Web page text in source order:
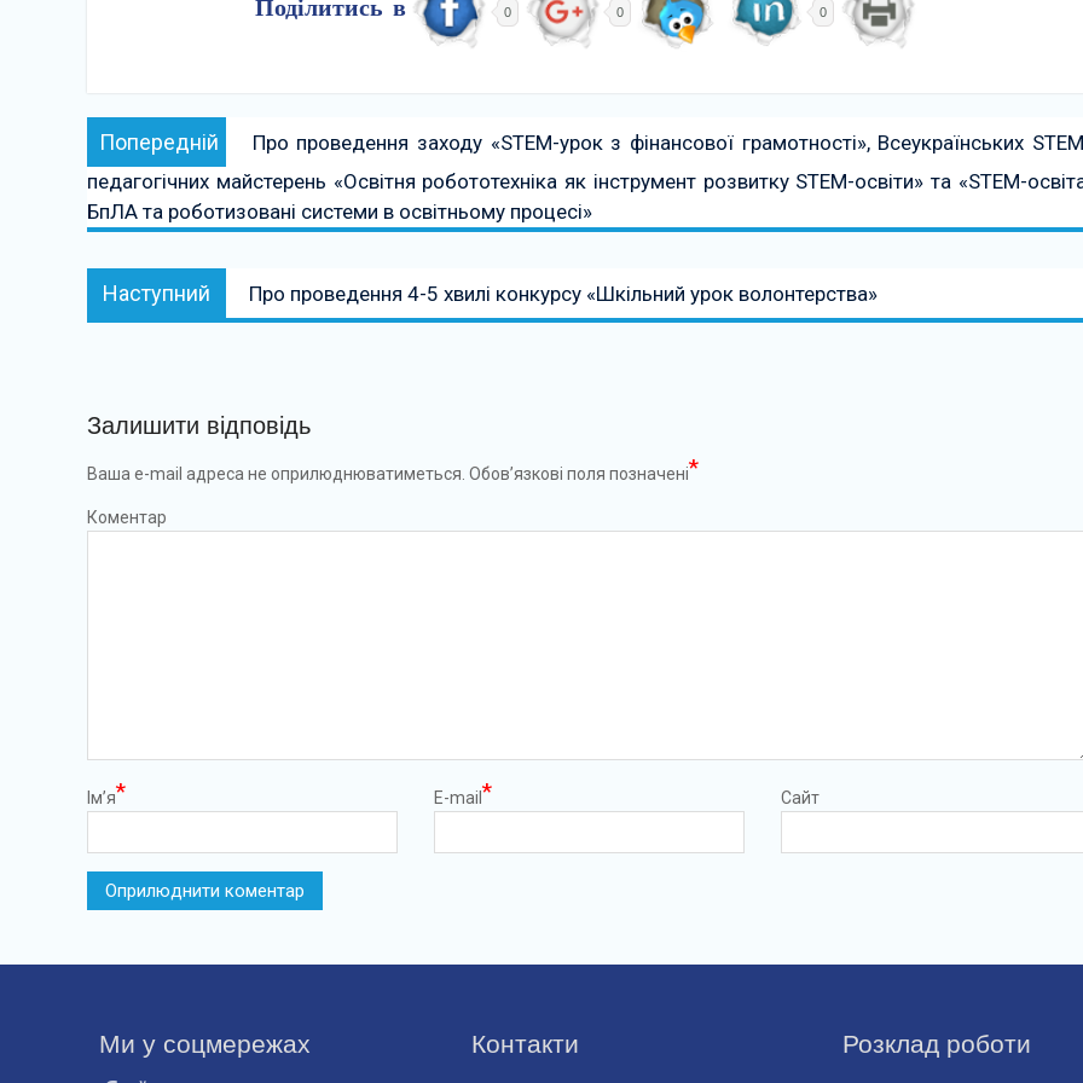
Поділитись в 0 0 0
Навігація
записів
Попередній Попередній:
Про проведення заходу «STEM-урок з фінансової грамотності», Всеукраїнських
педагогічних майстерень «Освітня робототехніка як інструмент розвитку STEM-освіти» та «STEM-
БпЛА та роботизовані системи в освітньому процесі»
Наступний Наступний:
Про проведення 4-5 хвилі конкурсу «Шкільний урок волонтерства»
Залишити відповідь
Ваша e-mail адреса не оприлюднюватиметься. Обов’язкові поля позначені*
Коментар
Ім’я* E-mail * Сайт
Ми у соцмережах Контакти Розклад роботи